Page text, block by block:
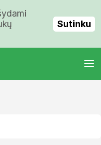
Sutinku